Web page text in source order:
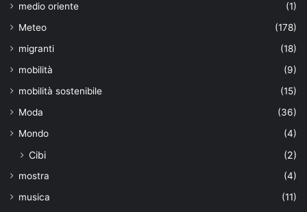
medio oriente
(1)
Meteo
(178)
migranti
(18)
mobilità
(9)
mobilità sostenibile
(15)
Moda
(36)
Mondo
(4)
Cibi (2)
mostra
(4)
musica
(11)